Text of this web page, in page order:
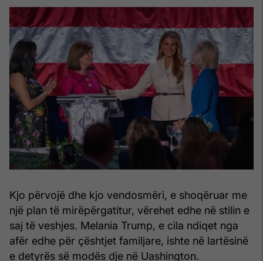
Kjo përvojë dhe kjo vendosmëri, e shoqëruar me
një plan të mirëpërgatitur, vërehet edhe në stilin e
saj të veshjes. Melania Trump, e cila ndiqet nga
afër edhe për çështjet familjare, ishte në lartësinë
e detyrës së modës dje në Uashington.